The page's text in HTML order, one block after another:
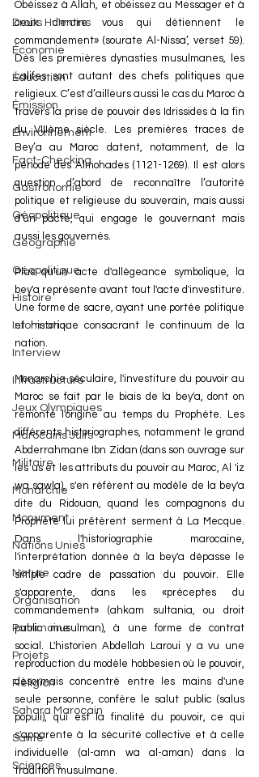
Droits Humains
Économie
Éducation
Émission
Environnement
Fact-Checking
Gastronomie
Géopolitique
Géographie
Géopolitique
Histoire
Information
Interview
Infrastructure
Jeux Olympiques
Marocains Juifs
Militaire
Monarchie
Monument
Nations Unies
Nature
Organisation
Patrimoine
Projets
Religion
Sahara Marocain
Santé
Sciences
Obéissez à Allah, et obéissez au Messager et à
ceux d'entre vous qui détiennent le
commandement» (sourate Al-Nissa’, verset 59).
Dès les premières dynasties musulmanes, les
califes sont autant des chefs politiques que
religieux. C’est d’ailleurs aussi le cas du Maroc à
travers la prise de pouvoir des Idrissides à la fin
du VIIIème siècle. Les premières traces de
Bey’a au Maroc datent, notamment, de la
période des Almohades (1121-1269). Il est alors
question d’abord de reconnaître l’autorité
politique et religieuse du souverain, mais aussi
d’un pacte, qui engage le gouvernant mais
aussi les gouvernés.
Plus qu'un acte d'allégeance symbolique, la
bey'a représente avant tout l'acte d'investiture.
Une forme de sacre, ayant une portée politique
et historique consacrant le continuum de la
nation.
Monarchie séculaire, l'investiture du pouvoir au
Maroc se fait par le biais de la bey'a, dont on
remonte l'origine au temps du Prophète. Les
différents historiographes, notamment le grand
Abderrahmane Ibn Zidan (dans son ouvrage sur
les us et les attributs du pouvoir au Maroc, Al 'iz
wa sawla), s'en réfèrent au modèle de la bey'a
dite du Ridouan, quand les compagnons du
Prophète lui prêtèrent serment à La Mecque.
Dans l'historiographie marocaine,
l'interprétation donnée à la bey'a dépasse le
simple cadre de passation du pouvoir. Elle
s'apparente, dans les «préceptes du
commandement» (ahkam sultania, ou droit
public musulman), à une forme de contrat
social. L'historien Abdellah Laroui y a vu une
reproduction du modèle hobbesien où le pouvoir,
désormais concentré entre les mains d'une
seule personne, confère le salut public (salus
populi), qui est la finalité du pouvoir, ce qui
s'apparente à la sécurité collective et à celle
individuelle (al-amn wa al-aman) dans la
tradition musulmane.